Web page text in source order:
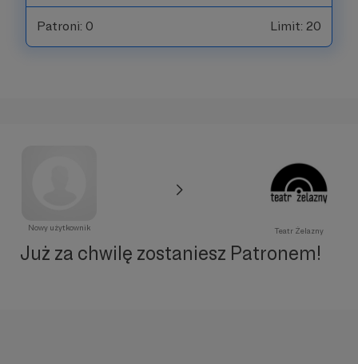
Patroni: 0 Limit: 20
Nowy użytkownik Teatr Żelazny
Już za chwilę zostaniesz Patronem!